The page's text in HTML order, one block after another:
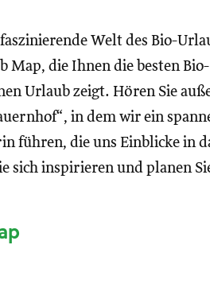
Welt des Bio-
Map, die Ihnen die besten Bio-
Urlaub zeigt. Hören Sie
in dem wir ein
führen, die uns Einblicke in
sich inspirieren und planen